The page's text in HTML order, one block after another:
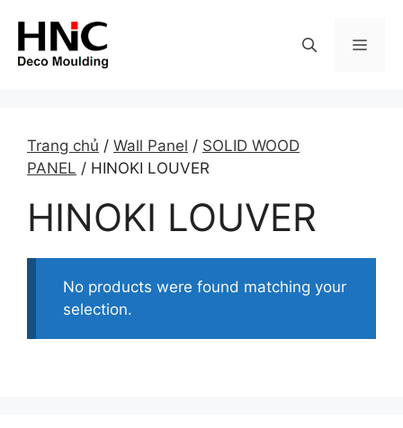
content
Trang chủ / Wall Panel / SOLID WOOD
PANEL / HINOKI LOUVER
HINOKI LOUVER
No products were found matching your
selection.